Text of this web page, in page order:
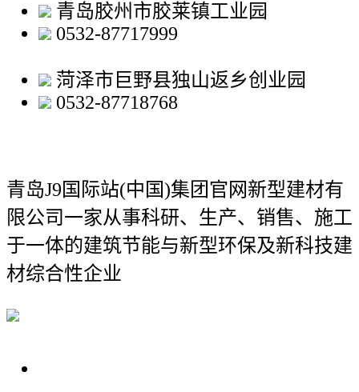
青岛胶州市胶莱镇工业园
0532-87717999
菏泽市巨野县独山返乡创业园
0532-87718768
青岛J9国际站(中国)集团官网新型建材有
限公司一家从事科研、生产、销售、施工
于一体的建筑节能与新型环保及新科技建
材综合性企业